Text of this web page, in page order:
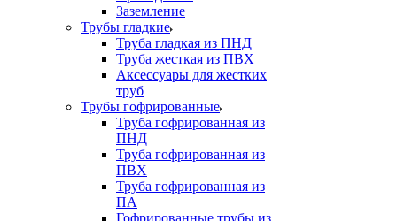
Заземление
Трубы гладкие
Труба гладкая из ПНД
Труба жесткая из ПВХ
Аксессуары для жестких
труб
Трубы гофрированные
Труба гофрированная из
ПНД
Труба гофрированная из
ПВХ
Труба гофрированная из
ПА
Гофрированные трубы из